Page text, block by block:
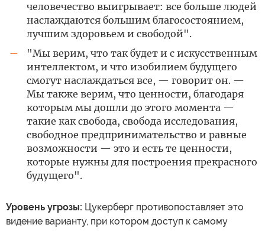
человечество выигрывает: все больше людей
наслаждаются большим благосостоянием,
лучшим здоровьем и свободой".
—
"Мы верим, что так будет и с искусственным
интеллектом, и что изобилием будущего
смогут наслаждаться все, — говорит он. —
Мы также верим, что ценности, благодаря
которым мы дошли до этого момента —
такие как свобода, свобода исследования,
свободное предпринимательство и равные
возможности — это и есть те ценности,
которые нужны для построения прекрасного
будущего".
Уровень угрозы: Цукерберг противопоставляет это
видение варианту, при котором доступ к самому